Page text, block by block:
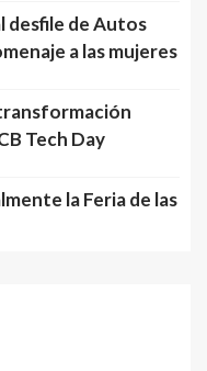
desfile de Autos
a las mujeres
Tech Day
la Feria de las